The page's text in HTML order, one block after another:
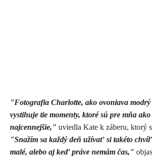
"Fotografia Charlotte, ako ovoniava modrý
vystihuje tie momenty, ktoré sú pre mňa
najcennejšie," uviedla Kate k záberu, ktorý
"Snažím sa každý deň užívať si takéto
malé, alebo aj keď práve nemám čas,"